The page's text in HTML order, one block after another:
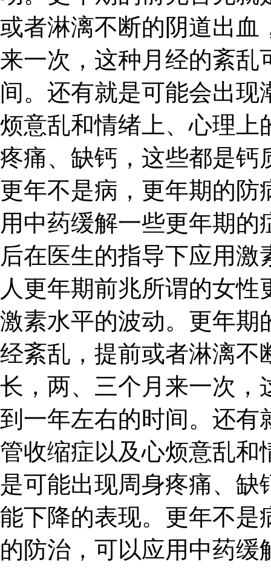
或者淋漓不断的阴道出血
来一次，这种月经的紊乱
间。还有就是可能会出
烦意乱和情绪上、心理上
疼痛、缺钙，这些都是钙
更年不是病，更年期的防
用中药缓解一些更年期
后在医生的指导下应用
人更年期前兆所谓的女
激素水平的波动。更年期
经紊乱，提前或者淋漓不
长，两、三个月来一次，
到一年左右的时间。还有
管收缩症以及心烦意乱和
是可能出现周身疼痛、
能下降的表现。更年不是
的防治，可以应用中药